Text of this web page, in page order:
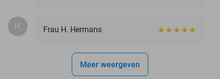
H. Frau H. Hermans
Meer weergeven